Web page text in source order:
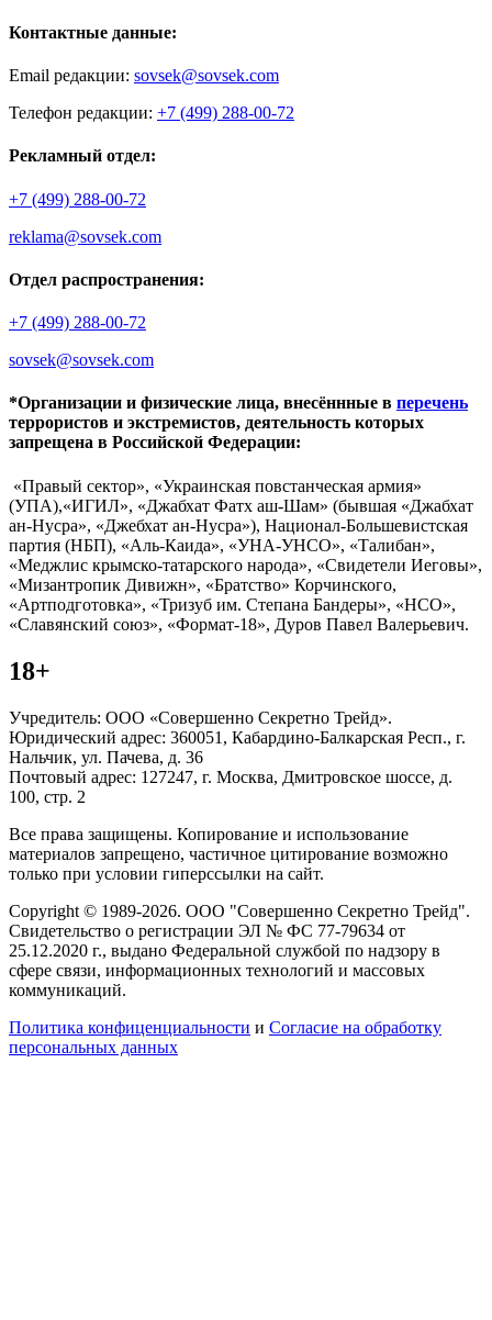
Контактные данные:
Email редакции: sovsek@sovsek.com
Телефон редакции: +7 (499) 288-00-72
Рекламный отдел:
+7 (499) 288-00-72
reklama@sovsek.com
Отдел распространения:
+7 (499) 288-00-72
sovsek@sovsek.com
*Организации и физические лица, внесённные в перечень
террористов и экстремистов, деятельность которых
запрещена в Российской Федерации:
«Правый сектор», «Украинская повстанческая армия»
(УПА),«ИГИЛ», «Джабхат Фатх аш-Шам» (бывшая «Джабхат
ан-Нусра», «Джебхат ан-Нусра»), Национал-Большевистская
партия (НБП), «Аль-Каида», «УНА-УНСО», «Талибан»,
«Меджлис крымско-татарского народа», «Свидетели Иеговы»,
«Мизантропик Дивижн», «Братство» Корчинского,
«Артподготовка», «Тризуб им. Степана Бандеры», «НСО»,
«Славянский союз», «Формат-18», Дуров Павел Валерьевич.
18+
Учредитель: ООО «Совершенно Секретно Трейд».
Юридический адрес: 360051, Кабардино-Балкарская Респ., г.
Нальчик, ул. Пачева, д. 36
Почтовый адрес: 127247, г. Москва, Дмитровское шоссе, д.
100, стр. 2
Все права защищены. Копирование и использование
материалов запрещено, частичное цитирование возможно
только при условии гиперссылки на сайт.
Copyright © 1989-2026. ООО "Совершенно Секретно Трейд".
Свидетельство о регистрации ЭЛ № ФС 77-79634 от
25.12.2020 г., выдано Федеральной службой по надзору в
сфере связи, информационных технологий и массовых
коммуникаций.
Политика конфиценциальности и Согласие на обработку
персональных данных